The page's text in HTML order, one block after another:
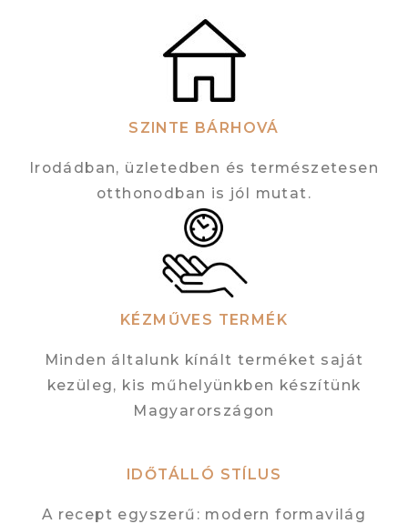
SZINTE BÁRHOVÁ
Irodádban, üzletedben és természetesen
otthonodban is jól mutat.
KÉZMŰVES TERMÉK
Minden általunk kínált terméket saját
kezüleg, kis műhelyünkben készítünk
Magyarországon
IDŐTÁLLÓ STÍLUS
A recept egyszerű: modern formavilág